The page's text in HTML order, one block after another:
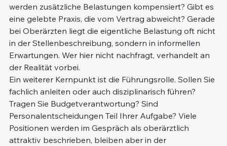
werden zusätzliche Belastungen kompensiert? Gibt es
eine gelebte Praxis, die vom Vertrag abweicht? Gerade
bei Oberärzten liegt die eigentliche Belastung oft nicht
in der Stellenbeschreibung, sondern in informellen
Erwartungen. Wer hier nicht nachfragt, verhandelt an
der Realität vorbei.
Ein weiterer Kernpunkt ist die Führungsrolle. Sollen Sie
fachlich anleiten oder auch disziplinarisch führen?
Tragen Sie Budgetverantwortung? Sind
Personalentscheidungen Teil Ihrer Aufgabe? Viele
Positionen werden im Gespräch als oberärztlich
attraktiv beschrieben, bleiben aber in der